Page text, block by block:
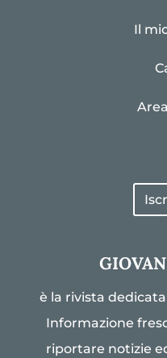
Il
è la rivista
Informazione
riportare notizie